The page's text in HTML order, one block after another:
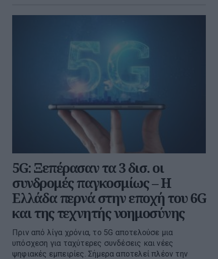
5G: Ξεπέρασαν τα 3 δισ. οι
συνδρομές παγκοσμίως – Η
Ελλάδα περνά στην εποχή του 6G
και της τεχνητής νοημοσύνης
Πριν από λίγα χρόνια, το 5G αποτελούσε μια
υπόσχεση για ταχύτερες συνδέσεις και νέες
ψηφιακές εμπειρίες. Σήμερα αποτελεί πλέον την